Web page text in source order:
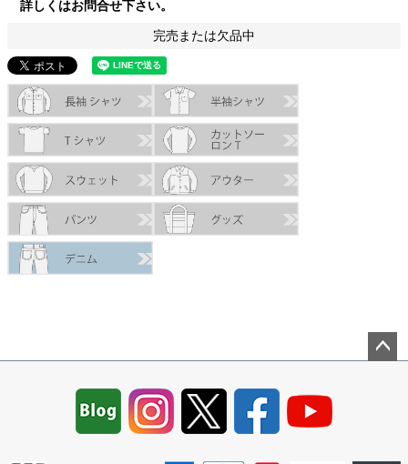
USL
76.0cm64.5cm88.0cm
詳しくはお問合せ下さい。
完売または欠品中